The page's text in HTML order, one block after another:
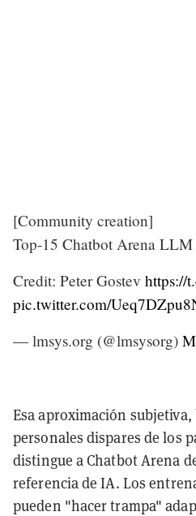
[Community creation]
Top-15 Chatbot Arena
Credit: Peter Gostev https://
pic.twitter.com/
— lmsys.org (@lmsysorg)
Esa aproximación subjetiva,
personales dispares de los
distingue a Chatbot Arena
referencia de IA. Los
pueden "hacer trampa"